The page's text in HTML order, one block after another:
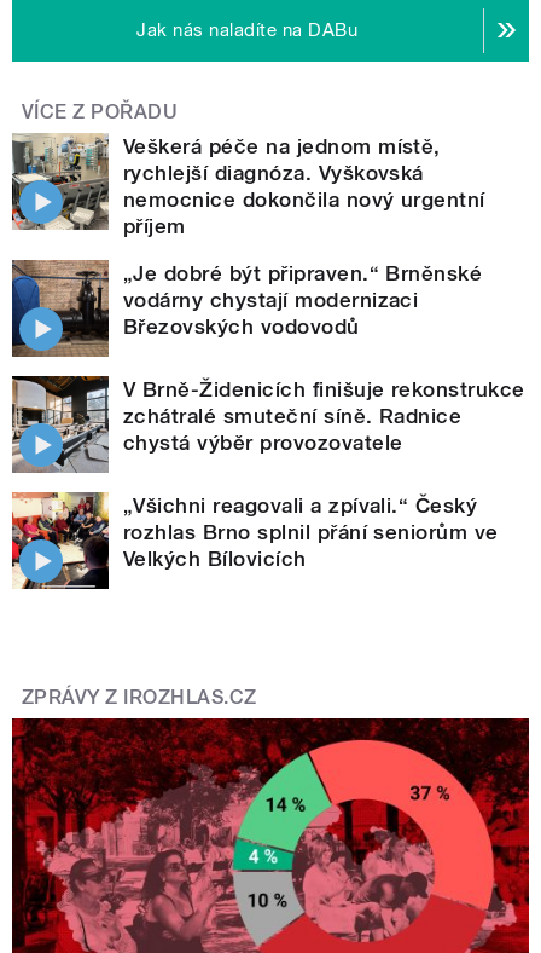
Jak nás naladíte na DABu
VÍCE Z POŘADU
Veškerá péče na jednom místě,
rychlejší diagnóza. Vyškovská
nemocnice dokončila nový urgentní
příjem
„Je dobré být připraven.“ Brněnské
vodárny chystají modernizaci
Březovských vodovodů
V Brně-Židenicích finišuje rekonstrukce
zchátralé smuteční síně. Radnice
chystá výběr provozovatele
„Všichni reagovali a zpívali.“ Český
rozhlas Brno splnil přání seniorům ve
Velkých Bílovicích
ZPRÁVY Z IROZHLAS.CZ